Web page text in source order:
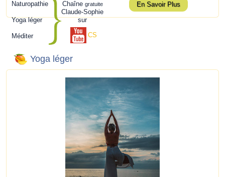
Naturopathie
Yoga léger
Méditer
Chaîne gratuite
Claude-Sophie
sur
CS
En Savoir Plus
Yoga léger